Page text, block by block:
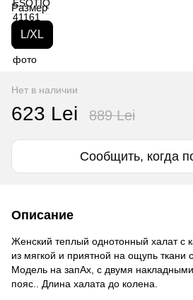
Размер
L/XL
Нет в наличии
623 Lei 889 Lei
Сообщить, когда
Описание
Женский теплый однотонный халат с
из мягкой и приятной на ощупь ткани
Модель на запАх, с двумя
пояс.. Длина халата до колена.